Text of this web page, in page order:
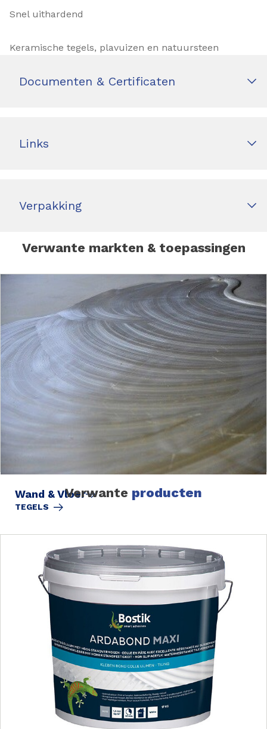
Snel uithardend
Keramische tegels, plavuizen en natuursteen
Documenten & Certificaten
Links
Verpakking
Verwante markten & toepassingen
Wand & Vloer
TEGELS
Verwante producten